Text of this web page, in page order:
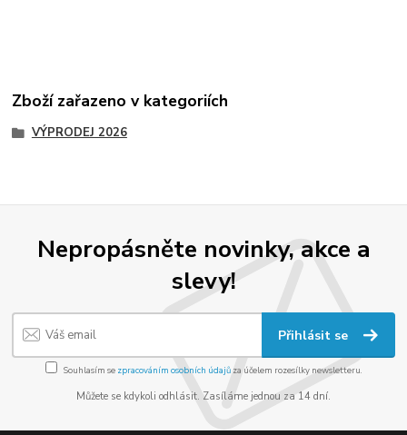
Zboží zařazeno v kategoriích
VÝPRODEJ 2026
Nepropásněte novinky, akce a
slevy!
Přihlásit se
Souhlasím se zpracováním osobních údajůza účelem rozesílky newsletteru.
Můžete se kdykoli odhlásit. Zasíláme jednou za 14 dní.